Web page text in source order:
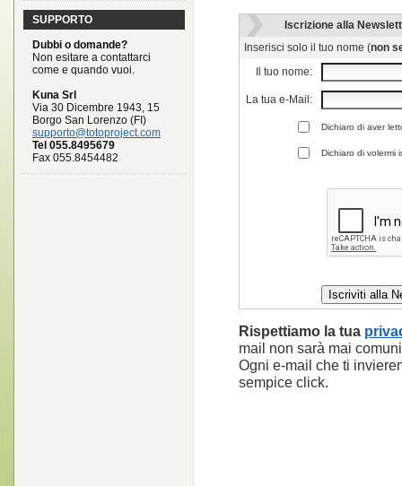
SUPPORTO
Dubbi o domande?
Non esitare a contattarci
come e quando vuoi.
Kuna Srl
Via 30 Dicembre 1943, 15
Borgo San Lorenzo (FI)
supporto@totoproject.com
Tel 055.8495679
Fax 055.8454482
Iscrizione alla
Inserisci solo il tuo nome (non
Il tuo nome:
La tua e-Mail:
Dichiaro di aver
Dichiaro di volermi
Rispettiamo la tua
mail non sarà mai
Ogni e-mail che ti
sempice click.